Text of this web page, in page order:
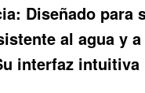
Diseñado para
al agua y
interfaz intuitiva